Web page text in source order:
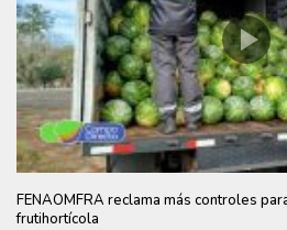
FENAOMFRA reclama más controles
frutihortícola